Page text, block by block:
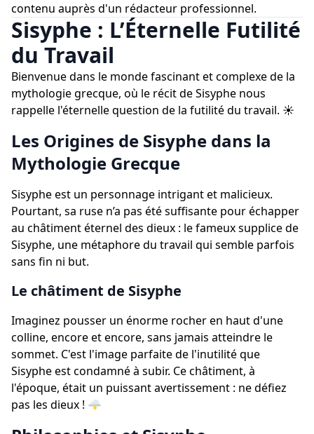
contenu auprès d'un rédacteur professionnel.
Sisyphe : L’Éternelle Futilité
du Travail
Bienvenue dans le monde fascinant et complexe de la
mythologie grecque, où le récit de Sisyphe nous
rappelle l'éternelle question de la futilité du travail. ☀️
Les Origines de Sisyphe dans la
Mythologie Grecque
Sisyphe est un personnage intrigant et malicieux.
Pourtant, sa ruse n’a pas été suffisante pour échapper
au châtiment éternel des dieux : le fameux supplice de
Sisyphe, une métaphore du travail qui semble parfois
sans fin ni but.
Le châtiment de Sisyphe
Imaginez pousser un énorme rocher en haut d'une
colline, encore et encore, sans jamais atteindre le
sommet. C'est l'image parfaite de l'inutilité que
Sisyphe est condamné à subir. Ce châtiment, à
l'époque, était un puissant avertissement : ne défiez
pas les dieux ! 🌩️